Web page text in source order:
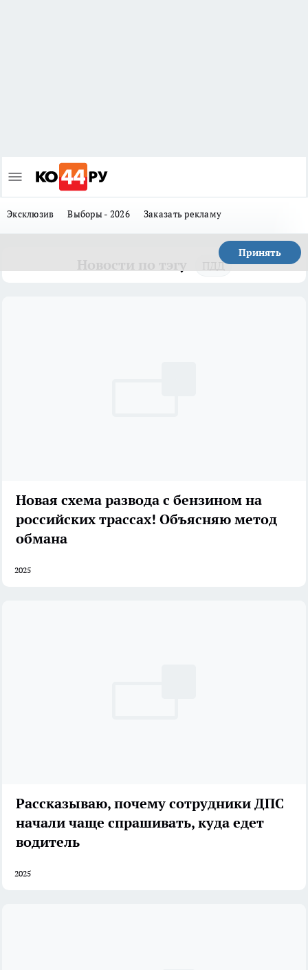
Эксклюзив Выборы - 2026 Заказать рекламу
Принять
ПДД
Новая схема развода с бензином на
российских трассах! Объясняю метод
обмана
2025
Рассказываю, почему сотрудники ДПС
начали чаще спрашивать, куда едет
водитель
2025